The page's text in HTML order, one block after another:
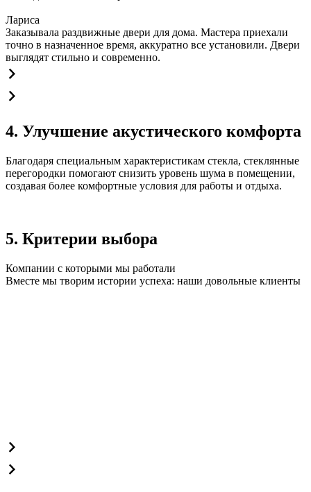
Лариса
Заказывала раздвижные двери для дома. Мастера приехали
точно в назначенное время, аккуратно все установили. Двери
выглядят стильно и современно.
4. Улучшение акустического комфорта
Благодаря специальным характеристикам стекла, стеклянные
перегородки помогают снизить уровень шума в помещении,
создавая более комфортные условия для работы и отдыха.
5. Критерии выбора
Компании с которыми мы работали
Вместе мы творим истории успеха: наши довольные клиенты